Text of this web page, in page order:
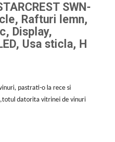
SWN-
Rafturi lemn,
Display,
Usa sticla, H
pastrati-o la rece si
datorita vitrinei de vinuri